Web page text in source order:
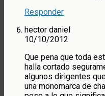
Responder
hector daniel
10/10/2012
Que pena que toda
halla cortado
algunos dirigentes
una monomarca de